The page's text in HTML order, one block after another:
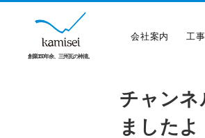
創業150年余、三州瓦の神清。
会社案内 工
チャン
ましたよ